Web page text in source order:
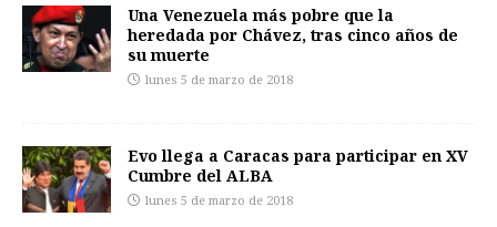
Una Venezuela más pobre que la
heredada por Chávez, tras cinco años de
su muerte
lunes 5 de marzo de 2018
Evo llega a Caracas para participar en XV
Cumbre del ALBA
lunes 5 de marzo de 2018